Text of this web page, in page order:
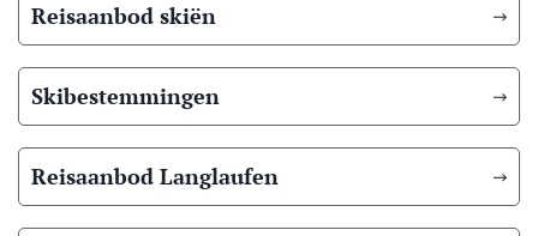
Reisaanbod skiën
Skibestemmingen
Reisaanbod Langlaufen